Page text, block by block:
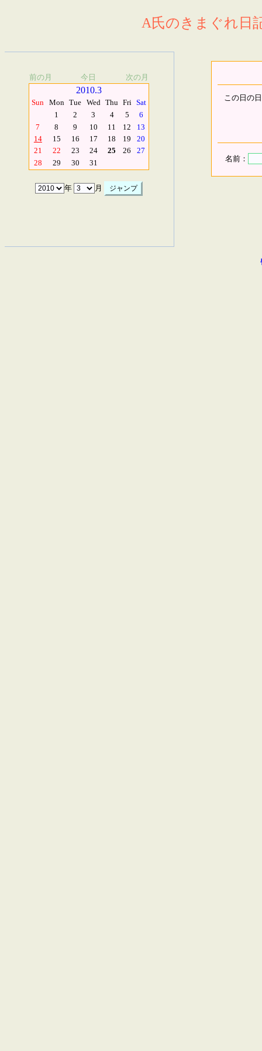
A氏のきまぐれ日
前の月 今日 次の月
2010.3
Sun Mon Tue Wed Thu Fri Sat
1
2 3 4 5
6
7
8 9 10 11 12
13
14
15 16 17 18 19
20
21
22 23 24 25 26
27
28
29 30 31
年 月
この日の
名前：